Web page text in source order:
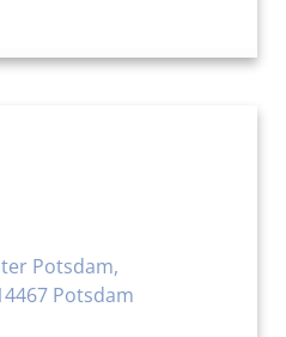
Potsdam,
Potsdam